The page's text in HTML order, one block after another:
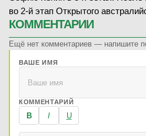
во 2-й этап Открытого
КОММЕНТАРИИ
Ещё нет комментариев — напишите
ВАШЕ ИМЯ
КОММЕНТАРИЙ
B I U